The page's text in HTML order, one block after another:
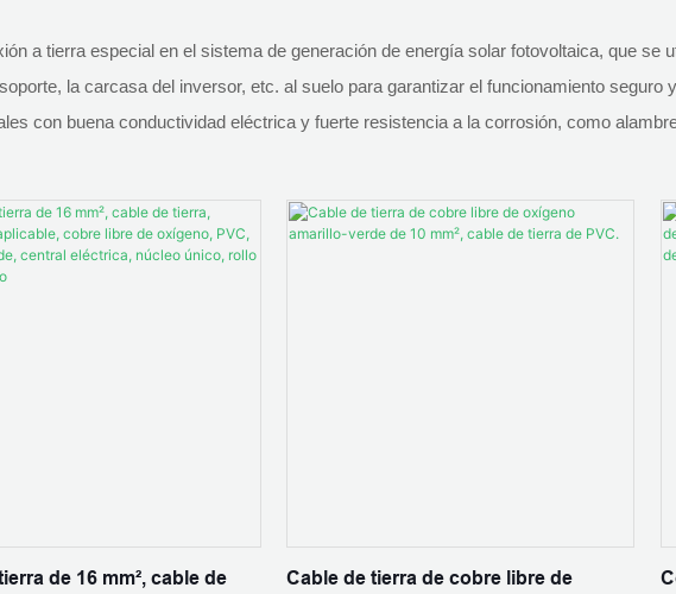
a tierra especial en el sistema de generación de energía solar fotovoltaica, que se
la carcasa del inversor, etc. al suelo para garantizar el funcionamiento seguro
con buena conductividad eléctrica y fuerte resistencia a la corrosión, como
de 16 mm², cable de
Cable de tierra de cobre libre de